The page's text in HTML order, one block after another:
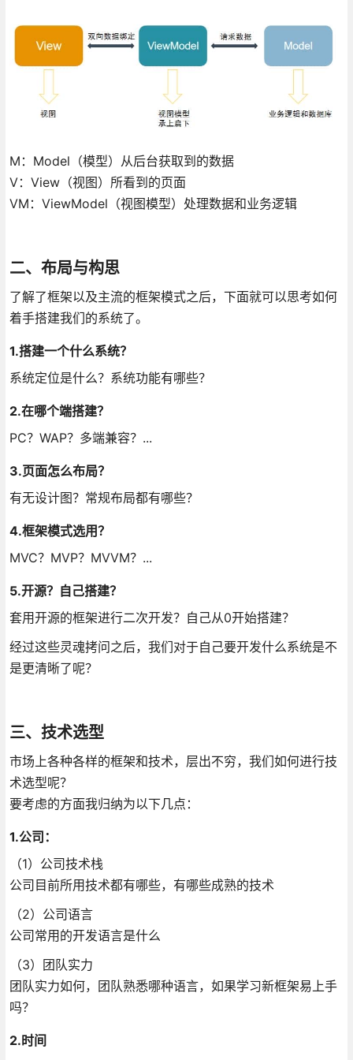
M：Model（模型）从后台获取到的数据
V：View（视图）所看到的页面
VM：ViewModel（视图模型）处理数据和业务逻辑
二、布局与构思
了解了框架以及主流的框架模式之后，下面就可以思考如何
着手搭建我们的系统了。
1.搭建一个什么系统？
系统定位是什么？系统功能有哪些？
2.在哪个端搭建？
PC？WAP？多端兼容？...
3.页面怎么布局？
有无设计图？常规布局都有哪些？
4.框架模式选用？
MVC？MVP？MVVM？...
5.开源？自己搭建？
套用开源的框架进行二次开发？自己从0开始搭建？
经过这些灵魂拷问之后，我们对于自己要开发什么系统是不
是更清晰了呢？
三、技术选型
市场上各种各样的框架和技术，层出不穷，我们如何进行技
术选型呢？
要考虑的方面我归纳为以下几点：
1.公司：
（1）公司技术栈
公司目前所用技术都有哪些，有哪些成熟的技术
（2）公司语言
公司常用的开发语言是什么
（3）团队实力
团队实力如何，团队熟悉哪种语言，如果学习新框架易上手
吗？
2.时间